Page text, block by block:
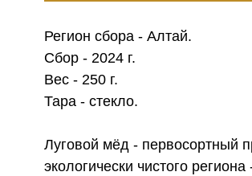
Регион сбора - Алтай.
Сбор - 2024 г.
Вес - 250 г.
Тара - стекло.
Луговой мёд - первосортный
экологически чистого